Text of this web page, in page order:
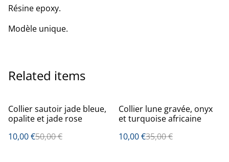
Résine epoxy.
Modèle unique.
Related items
%
Collier sautoir jade bleue,
opalite et jade rose
10,00 €50,00 €
%
Collier lune gravée, onyx
et turquoise africaine
10,00 €35,00 €